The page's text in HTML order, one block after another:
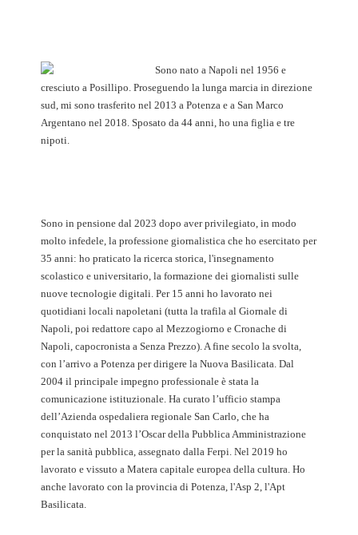
Sono nato a Napoli nel 1956 e
cresciuto a Posillipo. Proseguendo la lunga marcia in direzione
sud, mi sono trasferito nel 2013 a Potenza e a San Marco
Argentano nel 2018. Sposato da 44 anni, ho una figlia e tre
nipoti.
Sono in pensione dal 2023 dopo aver privilegiato, in modo
molto infedele, la professione giornalistica che ho esercitato per
35 anni: ho praticato la ricerca storica, l'insegnamento
scolastico e universitario, la formazione dei giornalisti sulle
nuove tecnologie digitali. Per 15 anni ho lavorato nei
quotidiani locali napoletani (tutta la trafila al Giornale di
Napoli, poi redattore capo al Mezzogiorno e Cronache di
Napoli, capocronista a Senza Prezzo). A fine secolo la svolta,
con l’arrivo a Potenza per dirigere la Nuova Basilicata. Dal
2004 il principale impegno professionale è stata la
comunicazione istituzionale. Ha curato l’ufficio stampa
dell’Azienda ospedaliera regionale San Carlo, che ha
conquistato nel 2013 l’Oscar della Pubblica Amministrazione
per la sanità pubblica, assegnato dalla Ferpi. Nel 2019 ho
lavorato e vissuto a Matera capitale europea della cultura. Ho
anche lavorato con la provincia di Potenza, l'Asp 2, l'Apt
Basilicata.